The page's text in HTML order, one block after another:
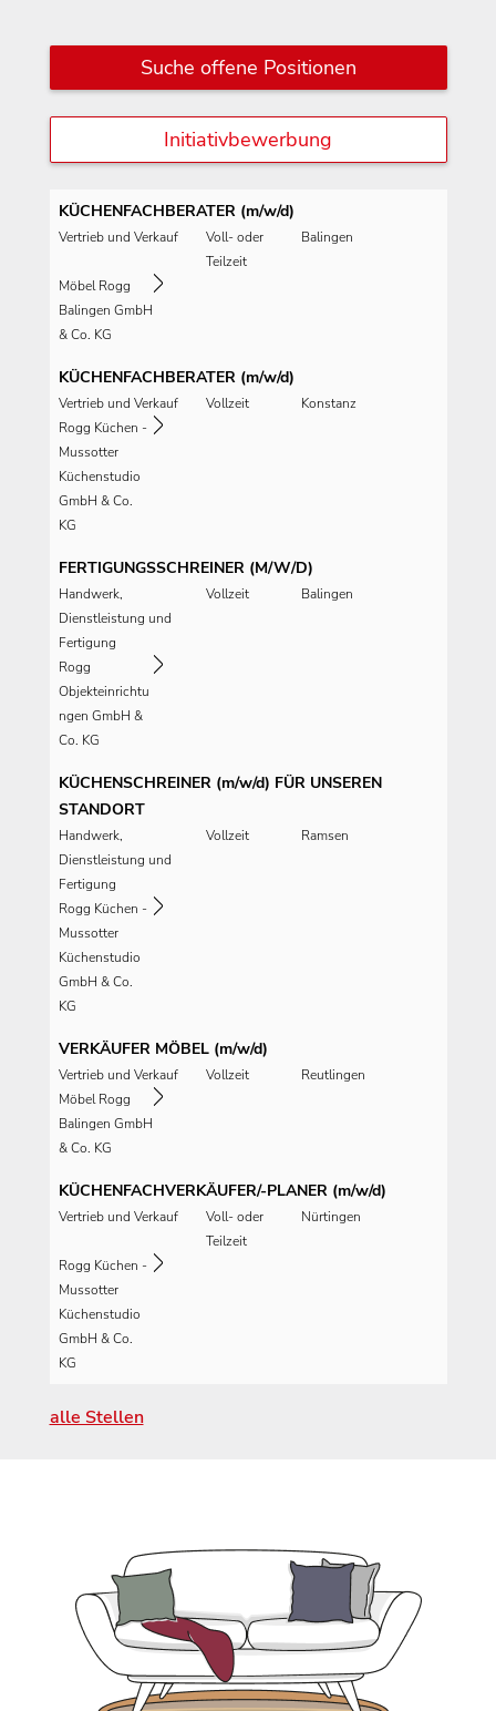
Suche offene Positionen
Initiativbewerbung
KÜCHENFACHBERATER (m/w/d)
Vertrieb und Verkauf
Voll- oder
Teilzeit
Balingen
Möbel Rogg
Balingen GmbH
& Co. KG
KÜCHENFACHBERATER (m/w/d)
Vertrieb und Verkauf Vollzeit
Konstanz
Rogg Küchen -
Mussotter
Küchenstudio
GmbH & Co.
KG
FERTIGUNGSSCHREINER (M/W/D)
Handwerk,
Dienstleistung und
Fertigung
Vollzeit Balingen
Rogg
Objekteinrichtu
ngen GmbH &
Co. KG
KÜCHENSCHREINER (m/w/d) FÜR UNSEREN
STANDORT
Handwerk,
Dienstleistung und
Fertigung
Vollzeit Ramsen
Rogg Küchen -
Mussotter
Küchenstudio
GmbH & Co.
KG
VERKÄUFER MÖBEL (m/w/d)
Vertrieb und Verkauf Vollzeit
Reutlingen
Möbel Rogg
Balingen GmbH
& Co. KG
KÜCHENFACHVERKÄUFER/-PLANER (m/w/d)
Vertrieb und Verkauf
Voll- oder
Teilzeit
Nürtingen
Rogg Küchen -
Mussotter
Küchenstudio
GmbH & Co.
KG
alle Stellen